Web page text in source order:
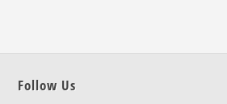
Follow Us